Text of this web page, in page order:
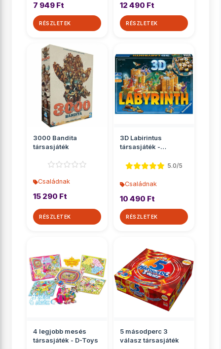
7 949 Ft
RÉSZLETEK
12 490 Ft
RÉSZLETEK
3000 Bandita
társasjáték
Családnak
15 290 Ft
RÉSZLETEK
3D Labirintus
társasjáték -
5.0/5
Családnak
10 490 Ft
RÉSZLETEK
4 legjobb mesés
társasjáték - D-Toys
5 másodperc 3
válasz társasjáték